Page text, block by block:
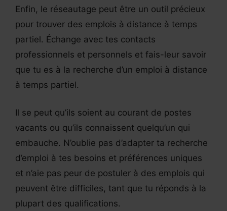
Enfin, le réseautage peut être un outil précieux
pour trouver des emplois à distance à temps
partiel. Échange avec tes contacts
professionnels et personnels et fais-leur savoir
que tu es à la recherche d’un emploi à distance
à temps partiel.
Il se peut qu’ils soient au courant de postes
vacants ou qu’ils connaissent quelqu’un qui
embauche. N’oublie pas d’adapter ta recherche
d’emploi à tes besoins et préférences uniques
et n’aie pas peur de postuler à des emplois qui
peuvent être difficiles, tant que tu réponds à la
plupart des qualifications.